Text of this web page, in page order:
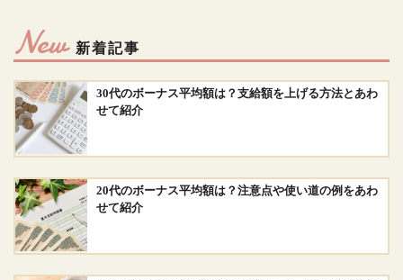
New 新着記事
30代のボーナス平均額は？支給額を上げる方法とあわ
せて紹介
20代のボーナス平均額は？注意点や使い道の例をあわ
せて紹介